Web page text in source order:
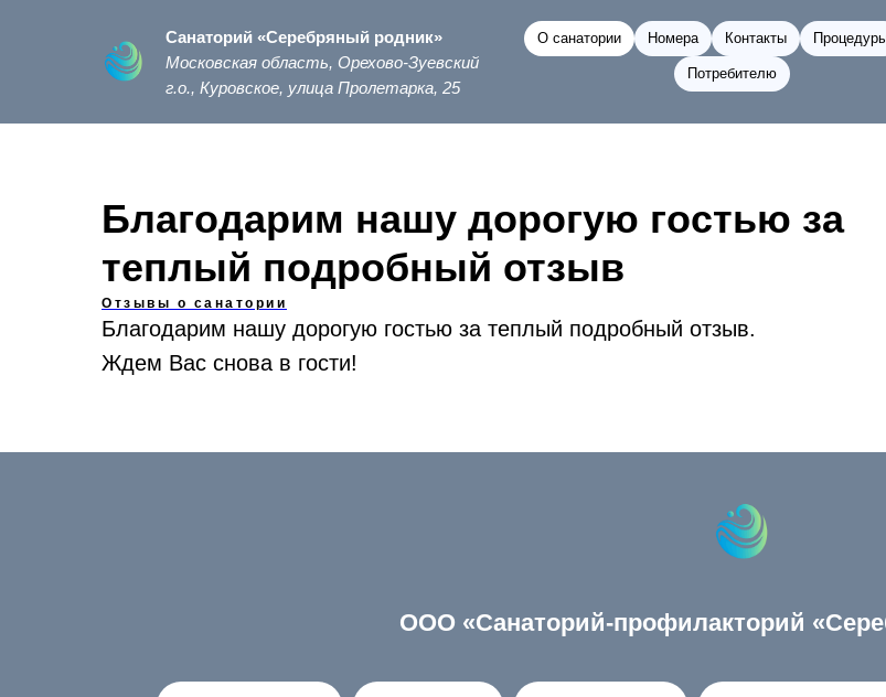
Санаторий «Серебряный родник»
Московская область, Орехово-Зуевский
г.о., Куровское, улица Пролетарка, 25
О санатории Номера Контакты
Потребителю
Благодарим нашу дорогую гостью за
теплый подробный отзыв
Отзывы о санатории
Благодарим нашу дорогую гостью за теплый подробный отзыв.
Ждем Вас снова в гости!
ООО «Санаторий-профилакторий